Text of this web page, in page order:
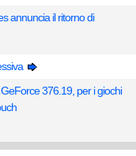
annuncia il ritorno di
376.19, per i giochi